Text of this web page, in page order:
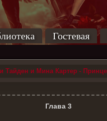
Гостевая
Тайден и Мина Картер -
Глава 3